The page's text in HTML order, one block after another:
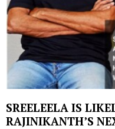
SREELEELA IS
RAJINIKANTH’S